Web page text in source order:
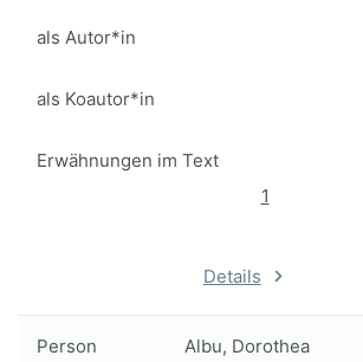
als Autor*in
als Koautor*in
Erwähnungen im Text
1
Details
Person Albu, Dorothea